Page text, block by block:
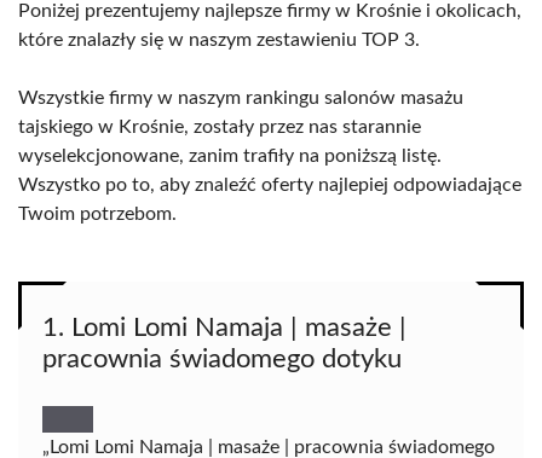
Poniżej prezentujemy najlepsze firmy w Krośnie i okolicach,
które znalazły się w naszym zestawieniu TOP 3.
Wszystkie firmy w naszym rankingu salonów masażu
tajskiego w Krośnie, zostały przez nas starannie
wyselekcjonowane, zanim trafiły na poniższą listę.
Wszystko po to, aby znaleźć oferty najlepiej odpowiadające
Twoim potrzebom.
1. Lomi Lomi Namaja | masaże |
pracownia świadomego dotyku
„Lomi Lomi Namaja | masaże | pracownia świadomego